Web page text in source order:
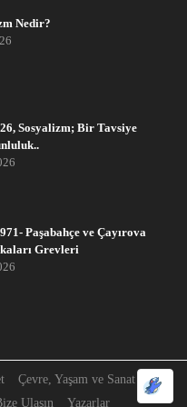
Nedir?
Sosyalizm; Bir Tavsiye
Paşabahçe ve Çayırova
Grevleri
Çevre, Yaşam ve Sanat
Ulaşın Yazarlar